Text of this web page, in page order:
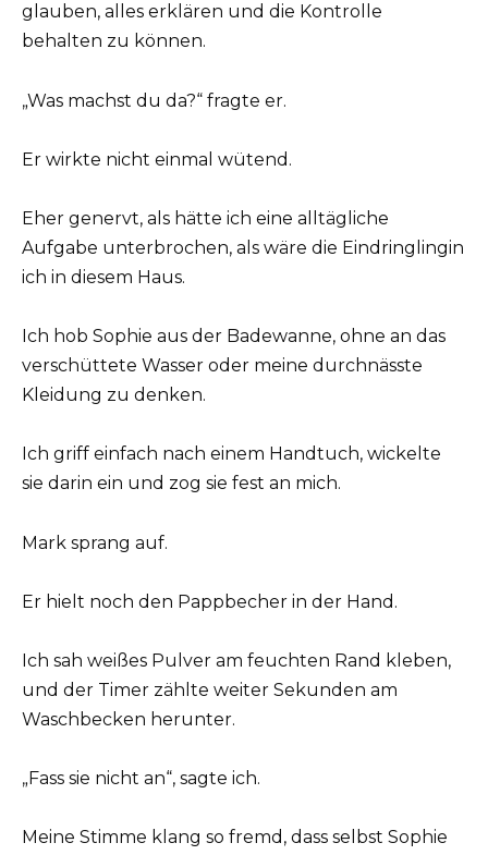
glauben, alles erklären und die Kontrolle
behalten zu können.
„Was machst du da?“ fragte er.
Er wirkte nicht einmal wütend.
Eher genervt, als hätte ich eine alltägliche
Aufgabe unterbrochen, als wäre die Eindringlingin
ich in diesem Haus.
Ich hob Sophie aus der Badewanne, ohne an das
verschüttete Wasser oder meine durchnässte
Kleidung zu denken.
Ich griff einfach nach einem Handtuch, wickelte
sie darin ein und zog sie fest an mich.
Mark sprang auf.
Er hielt noch den Pappbecher in der Hand.
Ich sah weißes Pulver am feuchten Rand kleben,
und der Timer zählte weiter Sekunden am
Waschbecken herunter.
„Fass sie nicht an“, sagte ich.
Meine Stimme klang so fremd, dass selbst Sophie